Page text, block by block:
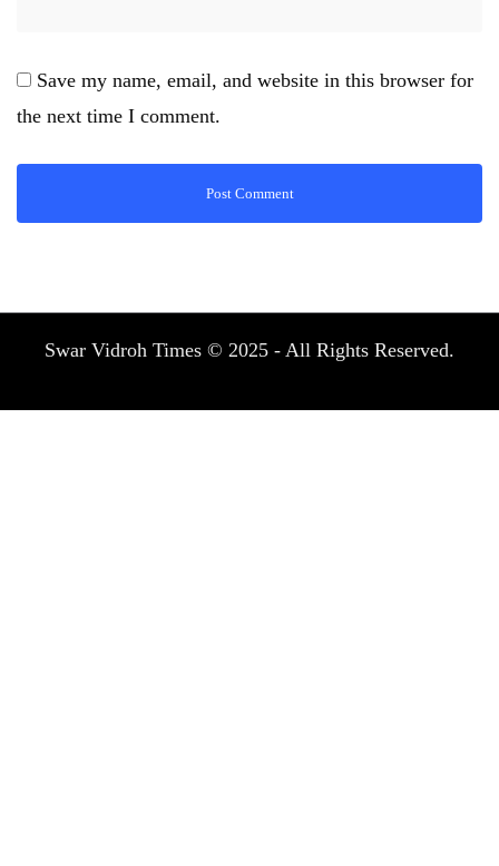
Save my name, email, and website in this browser for
the next time I comment.
Swar Vidroh Times © 2025 - All Rights Reserved.